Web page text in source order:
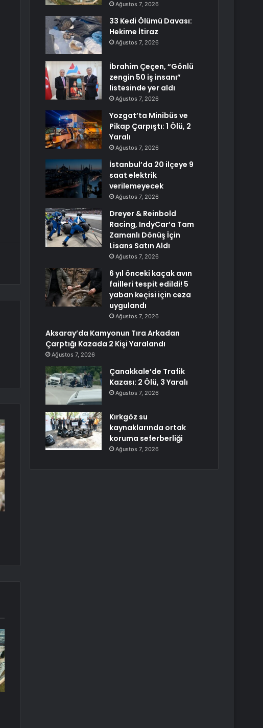
Ağustos 7, 2026
33 Kedi Ölümü Davası:
Hekime İtiraz
Ağustos 7, 2026
İbrahim Çeçen, “Gönlü
zengin 50 iş insanı”
listesinde yer aldı
Ağustos 7, 2026
Yozgat’ta Minibüs ve
Pikap Çarpıştı: 1 Ölü, 2
Yaralı
Ağustos 7, 2026
İstanbul’da 20 ilçeye 9
saat elektrik
verilemeyecek
Ağustos 7, 2026
Dreyer & Reinbold
Racing, IndyCar’a Tam
Zamanlı Dönüş İçin
Lisans Satın Aldı
Ağustos 7, 2026
6 yıl önceki kaçak avın
failleri tespit edildi! 5
yaban keçisi için ceza
uygulandı
Ağustos 7, 2026
Aksaray’da Kamyonun Tıra Arkadan
Çarptığı Kazada 2 Kişi Yaralandı
Ağustos 7, 2026
Çanakkale’de Trafik
Kazası: 2 Ölü, 3 Yaralı
Ağustos 7, 2026
Kırkgöz su
kaynaklarında ortak
koruma seferberliği
Ağustos 7, 2026